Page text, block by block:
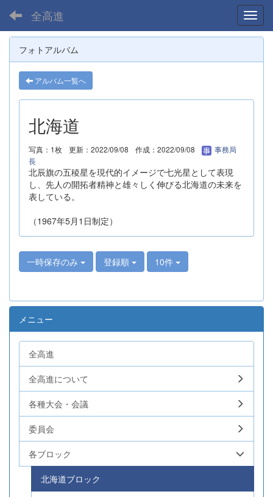
全高進
フォトアルバム
アルバム一覧へ
北海道
写真：1枚 更新：2022/09/08 作成：2022/09/08
事務局
長
北辰旗の五稜星を現代的イメージで七光星として表現
し、先人の開拓者精神と雄々しく伸びる北海道の未来を
表している。
（1967年5月1日制定）
一時保存のみ 登録順 10件
メニュー
全高進
全高進について
各種大会・会議
委員会
各ブロック
北海道ブロック